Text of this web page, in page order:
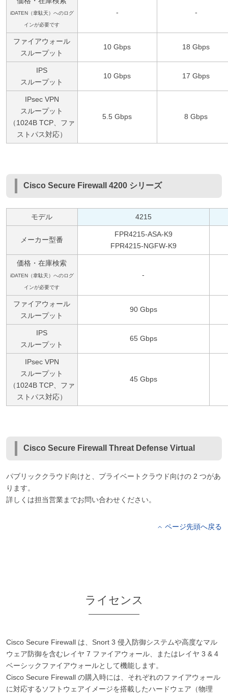
iDATEN（韋駄天）へのログ
インが必要です
- -
ファイアウォール
スループット
10 Gbps 18 Gbps
IPS
スループット
10 Gbps 17 Gbps
IPsec VPN
スループット
（1024B TCP、ファ
ストパス対応）
5.5 Gbps 8 Gbps
Cisco Secure Firewall 4200 シリーズ
モデル 4215
メーカー型番
FPR4215-ASA-K9
FPR4215-NGFW-K9
価格・在庫検索
iDATEN（韋駄天）へのログ
インが必要です
-
ファイアウォール
スループット
90 Gbps
IPS
スループット
65 Gbps
IPsec VPN
スループット
（1024B TCP、ファ
ストパス対応）
45 Gbps
Cisco Secure Firewall Threat Defense Virtual
パブリッククラウド向けと、プライベートクラウド向けの 2 つがあ
ります。
詳しくは担当営業までお問い合わせください。
ページ先頭へ戻る
ライセンス
Cisco Secure Firewall は、Snort 3 侵入防御システムや高度なマル
ウェア防御を含むレイヤ 7 ファイアウォール、またはレイヤ 3 & 4
ベーシックファイアウォールとして機能します。
Cisco Secure Firewall の購入時には、それぞれのファイアウォール
に対応するソフトウェアイメージを搭載したハードウェア（物理